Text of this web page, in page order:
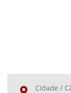
Cidade /